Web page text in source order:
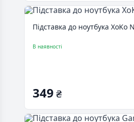
Підставка до ноутбука XoKo
В наявності
349 ₴